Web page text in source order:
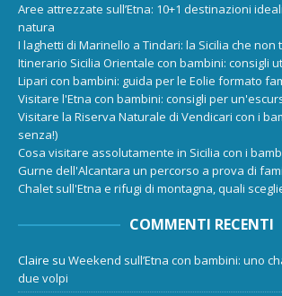
Aree attrezzate sull’Etna: 10+1 destinazioni
natura
I laghetti di Marinello a Tindari: la Sicilia che non
Itinerario Sicilia Orientale con bambini: consigli
Lipari con bambini: guida per le Eolie formato
Visitare l'Etna con bambini: consigli per
Visitare la Riserva Naturale di Vendicari con i
senza!)
Cosa visitare assolutamente in Sicilia con i
Gurne dell'Alcantara un percorso a prova di
Chalet sull'Etna e rifugi di montagna, quali
COMMENTI RECENTI
Claire su Weekend sull’Etna con bambini: uno
due volpi